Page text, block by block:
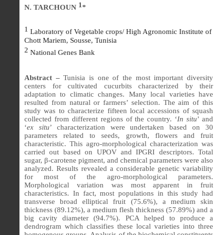
N. TARCHOUN 1*
1 Laboratory of Vegetable crops/ High Agronomic Institute of
Chott Mariem, Sousse, Tunisia
2 National Genes Bank
Abstract –Tunisia is one of the most important diversity
centers for cultivated cucurbits
characterized by their
adaptation to climatic changes. Many local varieties have
resulted from natural or farmers’ selection. The aim of this
study was to characterize fifteen local accessions of squash
collected from different regions of the country. ‘In situ’ and
‘ex situ’ characterization were undertaken based on 30
parameters related to seeds, growth, flowers and fruit
characteristic. This agro-morphological characterization was
carried out based on UPOV and IPGRI descriptors. Total
sugar, β-carotene pigment, and chemical parameters were also
analyzed. Results revealed a considerable genetic variability
for most of the agro-morphological parameters.
Morphological variation was most apparent in fruit
characteristics. In fact, most populations in this study had
transverse broad elliptical fruit (75.6%), a medium skin
thickness (89.12%), a medium flesh thickness (57.89%) and a
big cavity diameter (94.7%). PCA helped to produce a
dendrogram which classifies these local varieties into three